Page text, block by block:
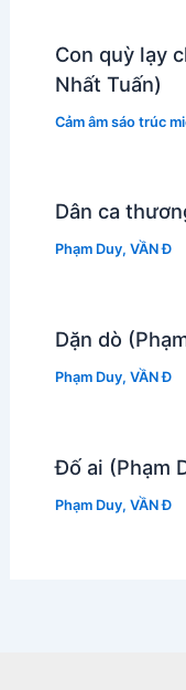
Con quỳ lạy
Nhất Tuấn)
Cảm âm sáo trúc
Dân ca
Phạm Duy, VẦN Đ
Dặn dò
Phạm Duy, VẦN Đ
Đố ai (Phạm
Phạm Duy, VẦN Đ